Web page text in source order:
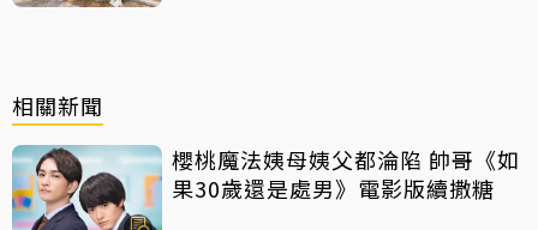
相關新聞
櫻桃魔法姨母姨父都淪陷 帥哥《如
果30歲還是處男》電影版續撒糖